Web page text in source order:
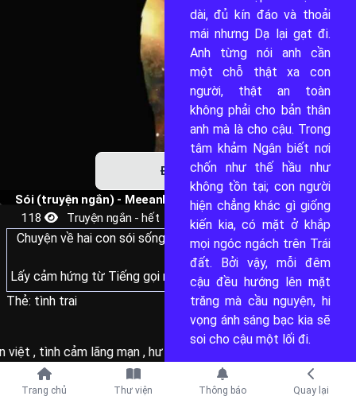
Tiếp tục với
ĐỌC
Sói (truyện ngắn) - Meeanleen
118 Truyện ngắn - hết
Chuyện về hai con sói sống trong một khu rừng nọ.
Lấy cảm hứng từ Tiếng gọi nơi hoang dã của Jack London.
Credit bìa: Ảnh của Nishant Vyas từ Pexels.
Mình rất cảm ơn nếu bạn mua truyện hoặc donate cho tác
giả ^^
Thẻ: tình trai
việt ,tình cảm lãng mạn ,hư cấu
dài, đủ kín đáo và thoải
mái nhưng Dạ lại gạt đi.
Anh từng nói anh cần
một chỗ thật xa con
người, thật an toàn
không phải cho bản thân
anh mà là cho cậu. Trong
tâm khảm Ngân biết nơi
chốn như thế hầu như
không tồn tại; con người
hiện chẳng khác gì giống
kiến kia, có mặt ở khắp
mọi ngóc ngách trên Trái
đất. Bởi vậy, mỗi đêm
cậu đều hướng lên mặt
trăng mà cầu nguyện, hi
vọng ánh sáng bạc kia sẽ
soi cho cậu một lối đi.
Trang chủ Thư viện Thông báo Quay lại